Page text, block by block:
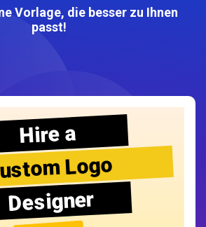
Vorlage, die besser zu Ihnen
passt!
Hire a
Logo
Designer